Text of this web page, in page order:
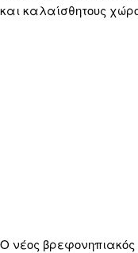
και καλαίσθητους
Ο νέος